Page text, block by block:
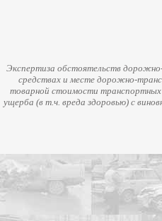
Экспертиза обстоятельств
средствах и месте дорожно-
товарной стоимости транспортных
ущерба (в т.ч. вреда здоровью) с